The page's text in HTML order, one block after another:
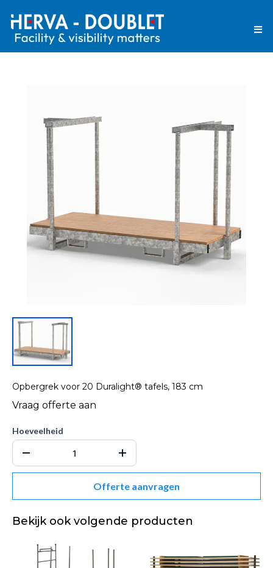
Opbergrek voor 20 Duralight® tafels, 183 cm
Hoeveelheid
Offerte aanvragen
Bekijk ook volgende producten